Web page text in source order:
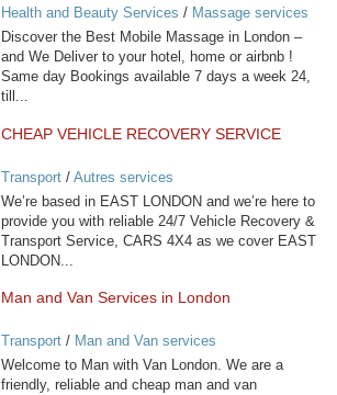
Health and Beauty Services / Massage services
at home
Discover the Best Mobile Massage in London –
and We Deliver to your hotel, home or airbnb !
Same day Bookings available 7 days a week 24,
till...
CHEAP VEHICLE RECOVERY SERVICE
Transport/ Autres services
We’re based in EAST LONDON and we’re here to
provide you with reliable 24/7 Vehicle Recovery &
Transport Service, CARS 4X4 as we cover EAST
LONDON...
Man and Van Services in London
Transport/ Man and Van services
Welcome to Man with Van London. We are a
friendly, reliable and cheap man and van